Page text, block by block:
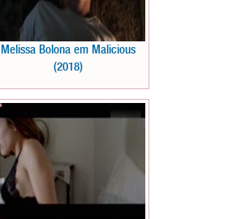
Melissa Bolona em Malicious
(2018)